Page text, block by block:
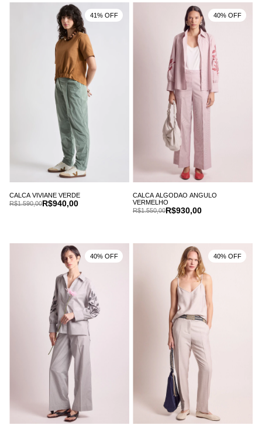
CALCA VIVIANE VERDE
R$940,00
R$1.590,00
41% OFF
CALCA ALGODAO ANGULO
VERMELHO
R$930,00
R$1.550,00
40% OFF
40% OFF 40% OFF